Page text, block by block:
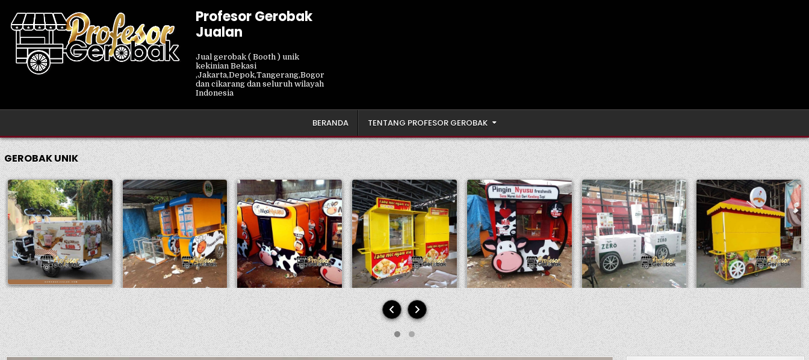
content
Profesor Gerobak
Jualan
Jual gerobak ( Booth ) unik
kekinian Bekasi
,Jakarta,Depok,Tangerang,Bogor
dan cikarang dan seluruh wilayah
Indonesia
BERANDA TENTANG PROFESOR GEROBAK
GEROBAK UNIK